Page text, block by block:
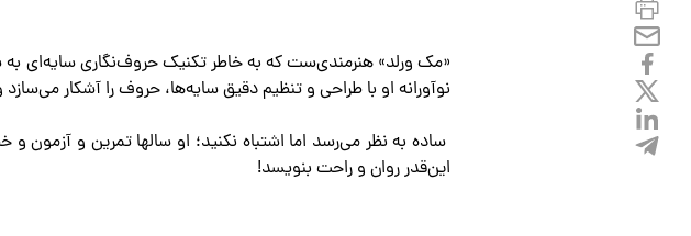
«مک ورلد» هنرمندی‌ست که به خاطر تکنیک حروف‌نگاری سایه‌ای
نو‌آورانه او با طراحی و تنظیم دقیق سایه‌‌ها، حروف را آشکار
ساده به نظر می‌رسد اما اشتباه نکنید؛ او سالها تمرین و آزمون
این‌قدر روان و راحت بنویسد!